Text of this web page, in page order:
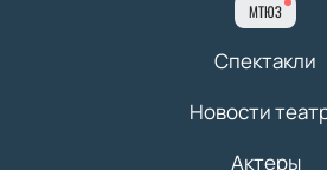
МТЮЗ
Спектакли
Новости
Актеры